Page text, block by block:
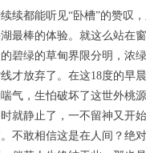
都能听见“卧槽”的赞叹，
最棒的体验。就这么站在
碧绿的草甸界限分明，浓
才放弃了。在这18度的早
气，生怕破坏了这世外桃
就静止了，一不留神又开
不敢相信这是在人间？绝